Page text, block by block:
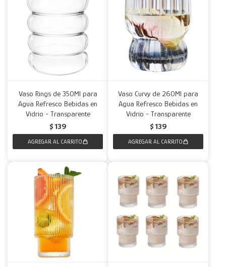
Vaso Rings de 350Ml para
Agua Refresco Bebidas en
Vidrio - Transparente
$ 139
Vaso Curvy de 260Ml para
Agua Refresco Bebidas en
Vidrio - Transparente
$ 139